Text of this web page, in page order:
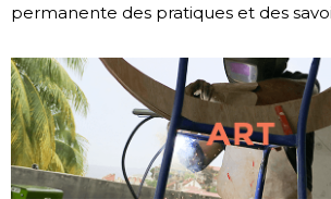
permanente des pratiques et des